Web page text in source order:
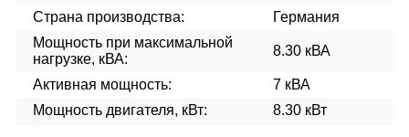
Страна производства:
Германия
Мощность при максимальной
нагрузке, кВА:
8.30 кВА
Активная мощность:
7 кВА
Мощность двигателя, кВт:
8.30 кВт